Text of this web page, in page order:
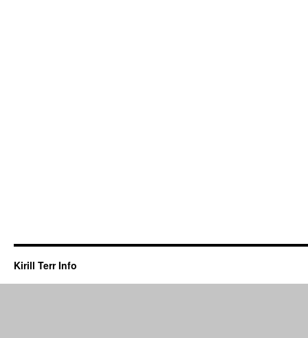
Kirill Terr Info